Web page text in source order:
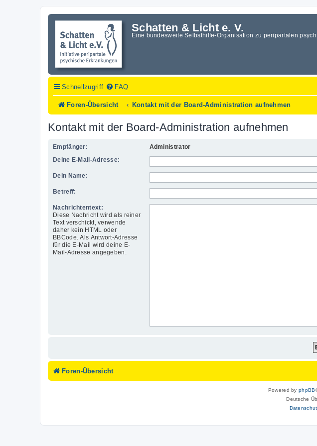
Schatten & Licht e. V.
Eine bundesweite Selbsthilfe-Organisation zu peripartalen
Schnellzugriff FAQ
Foren-Übersicht Kontakt mit der Board-Administration aufnehmen
Kontakt mit der Board-Administration aufnehmen
Empfänger:
Administrator
Deine E-Mail-Adresse:
Dein Name:
Betreff:
Nachrichtentext:
Diese Nachricht wird als reiner
Text verschickt, verwende
daher kein HTML oder
BBCode. Als Antwort-Adresse
für die E-Mail wird deine E-
Mail-Adresse angegeben.
Foren-Übersicht
Powered byphpBB
Deutsche